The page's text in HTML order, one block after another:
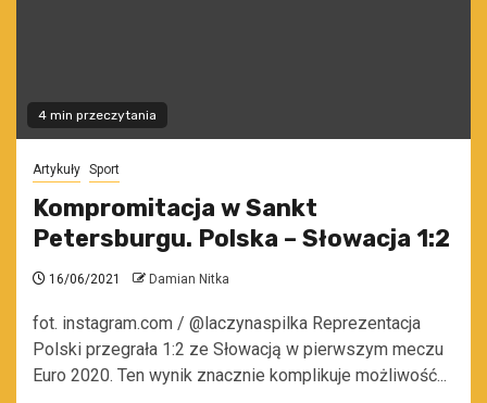
4 min przeczytania
Artykuły Sport
Kompromitacja w Sankt
Petersburgu. Polska – Słowacja 1:2
16/06/2021 Damian Nitka
fot. instagram.com / @laczynaspilka Reprezentacja
Polski przegrała 1:2 ze Słowacją w pierwszym meczu
Euro 2020. Ten wynik znacznie komplikuje możliwość...